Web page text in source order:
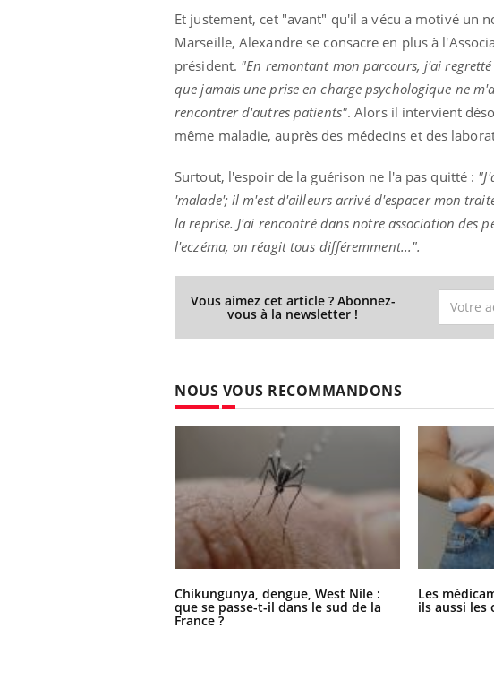
Et justement, cet "avant" qu'il a vécu a motivé un
Marseille, Alexandre se consacre en plus à
président. "En remontant mon parcours, j'ai
que jamais une prise en charge psychologique ne
rencontrer d'autres patients". Alors il intervient
même maladie, auprès des médecins et des
Surtout, l'espoir de la guérison ne l'a pas quitté :
'malade'; il m'est d'ailleurs arrivé d'espacer mon
la reprise. J'ai rencontré dans notre association des
l'eczéma, on réagit tous différemment...".
Vous aimez cet article ? Abonnez-
vous à la newsletter !
NOUS VOUS RECOMMANDONS
Chikungunya, dengue, West Nile :
que se passe-t-il dans le sud de la
France ?
Les
ils aussi les